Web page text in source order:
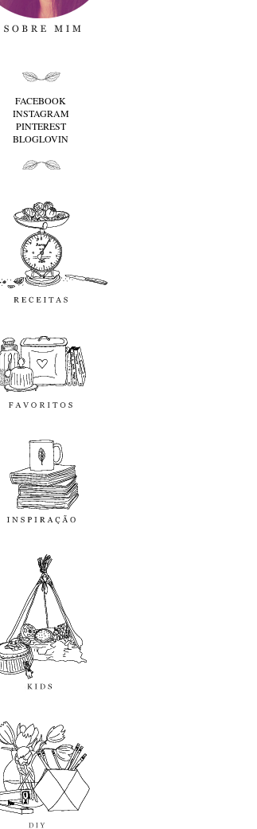
FACEBOOK
INSTAGRAM
PINTEREST
BLOGLOVIN